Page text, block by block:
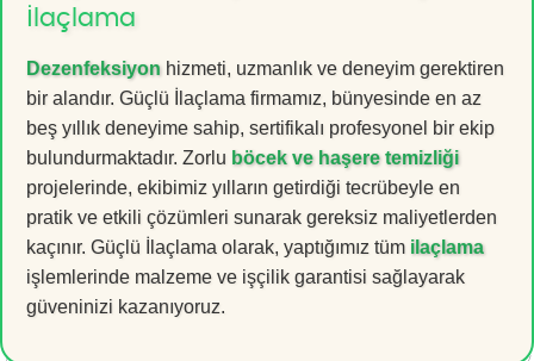
İlaçlama
Dezenfeksiyon hizmeti, uzmanlık ve deneyim gerektiren
bir alandır. Güçlü İlaçlama firmamız, bünyesinde en az
beş yıllık deneyime sahip, sertifikalı profesyonel bir ekip
bulundurmaktadır. Zorlu böcek ve haşere temizliği
projelerinde, ekibimiz yılların getirdiği tecrübeyle en
pratik ve etkili çözümleri sunarak gereksiz maliyetlerden
kaçınır. Güçlü İlaçlama olarak, yaptığımız tüm ilaçlama
işlemlerinde malzeme ve işçilik garantisi sağlayarak
güveninizi kazanıyoruz.